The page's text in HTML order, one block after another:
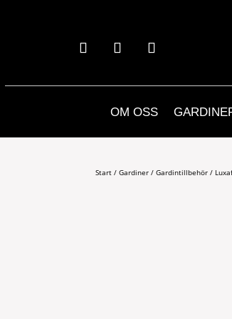
OM OSS
Start /Gardiner /Gardintillbehör /